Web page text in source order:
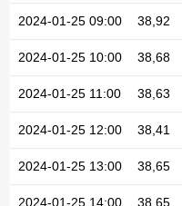
2024-01-25 09:00 38,92
2024-01-25 10:00 38,68
2024-01-25 11:00 38,63
2024-01-25 12:00 38,41
2024-01-25 13:00 38,65
2024-01-25 14:00 38,65